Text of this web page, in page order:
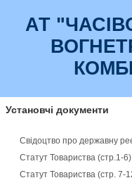
АТ
Установчі документи
Свідоцтво про державну
Статут Товариства (стр.1-
Статут Товариства (стр.